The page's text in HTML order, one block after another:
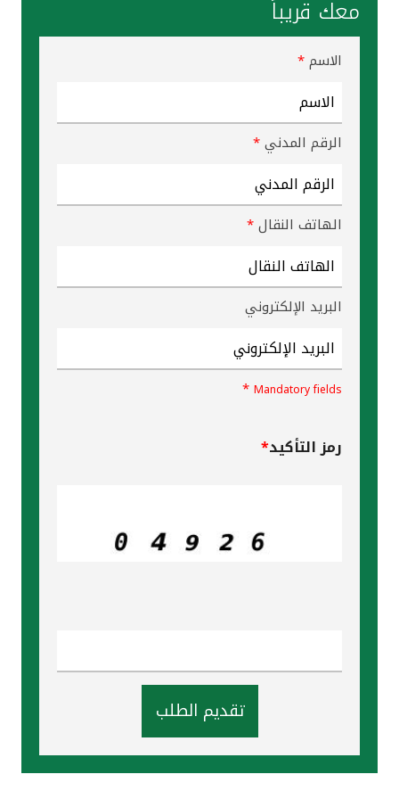
مصر
المملكة المتحدة
مملكة البحرين
معك قريباً
الاسم*
الرقم المدني*
الهاتف النقال*
البريد الإلكتروني
Mandatory fields
*
رمز التأكيد*
تقديم الطلب